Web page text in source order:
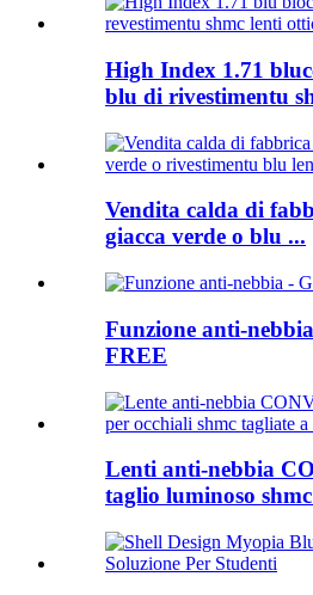
High Index 1.71
blu di rivestimentu
Vendita calda di
giacca verde o blu ...
Funzione anti-
FREE
Lenti anti-nebbia
taglio luminoso shmc